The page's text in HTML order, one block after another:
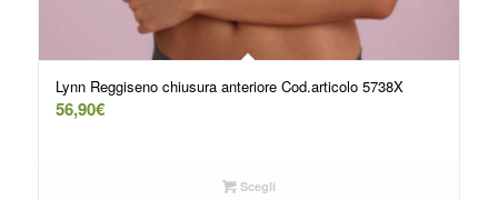
Lynn Reggiseno chiusura anteriore Cod.articolo 5738X
56,90€
Scegli